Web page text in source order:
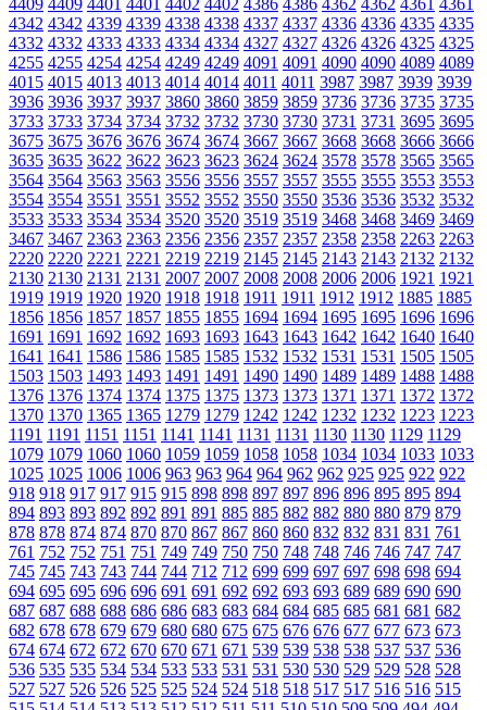
4409 4409 4401 4401 4402 4402 4386 4386 4362 4362 4361 4361
4342 4342 4339 4339 4338 4338 4337 4337 4336 4336 4335 4335
4332 4332 4333 4333 4334 4334 4327 4327 4326 4326 4325 4325
4255 4255 4254 4254 4249 4249 4091 4091 4090 4090 4089 4089
4015 4015 4013 4013 4014 4014 4011 4011 3987 3987 3939 3939
3936 3936 3937 3937 3860 3860 3859 3859 3736 3736 3735 3735
3733 3733 3734 3734 3732 3732 3730 3730 3731 3731 3695 3695
3675 3675 3676 3676 3674 3674 3667 3667 3668 3668 3666 3666
3635 3635 3622 3622 3623 3623 3624 3624 3578 3578 3565 3565
3564 3564 3563 3563 3556 3556 3557 3557 3555 3555 3553 3553
3554 3554 3551 3551 3552 3552 3550 3550 3536 3536 3532 3532
3533 3533 3534 3534 3520 3520 3519 3519 3468 3468 3469 3469
3467 3467 2363 2363 2356 2356 2357 2357 2358 2358 2263 2263
2220 2220 2221 2221 2219 2219 2145 2145 2143 2143 2132 2132
2130 2130 2131 2131 2007 2007 2008 2008 2006 2006 1921 1921
1919 1919 1920 1920 1918 1918 1911 1911 1912 1912 1885 1885
1856 1856 1857 1857 1855 1855 1694 1694 1695 1695 1696 1696
1691 1691 1692 1692 1693 1693 1643 1643 1642 1642 1640 1640
1641 1641 1586 1586 1585 1585 1532 1532 1531 1531 1505 1505
1503 1503 1493 1493 1491 1491 1490 1490 1489 1489 1488 1488
1376 1376 1374 1374 1375 1375 1373 1373 1371 1371 1372 1372
1370 1370 1365 1365 1279 1279 1242 1242 1232 1232 1223 1223
1191 1191 1151 1151 1141 1141 1131 1131 1130 1130 1129 1129
1079 1079 1060 1060 1059 1059 1058 1058 1034 1034 1033 1033
1025 1025 1006 1006 963 963 964 964 962 962 925 925 922 922
918 918 917 917 915 915 898 898 897 897 896 896 895 895 894
894 893 893 892 892 891 891 885 885 882 882 880 880 879 879
878 878 874 874 870 870 867 867 860 860 832 832 831 831 761
761 752 752 751 751 749 749 750 750 748 748 746 746 747 747
745 745 743 743 744 744 712 712 699 699 697 697 698 698 694
694 695 695 696 696 691 691 692 692 693 693 689 689 690 690
687 687 688 688 686 686 683 683 684 684 685 685 681 681 682
682 678 678 679 679 680 680 675 675 676 676 677 677 673 673
674 674 672 672 670 670 671 671 539 539 538 538 537 537 536
536 535 535 534 534 533 533 531 531 530 530 529 529 528 528
527 527 526 526 525 525 524 524 518 518 517 517 516 516 515